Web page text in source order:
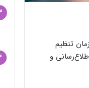
تنظیم
و